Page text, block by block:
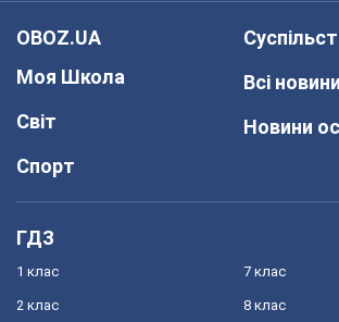
OBOZ.UA
Моя Школа
Світ
Спорт
Всі новини
Новини
ГДЗ
1 клас
2 клас
7 клас
8 клас